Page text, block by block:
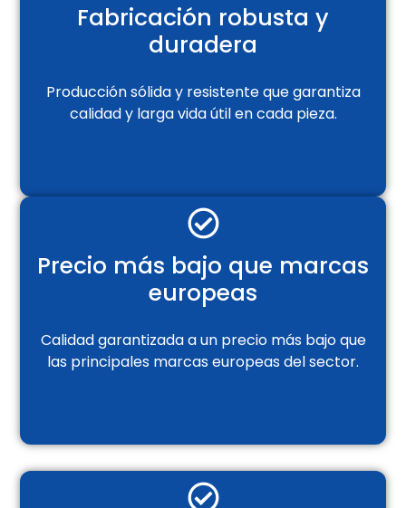
Fabricación robusta y
duradera
Producción sólida y resistente que garantiza
calidad y larga vida útil en cada pieza.
Precio más bajo que marcas
europeas
Calidad garantizada a un precio más bajo que
las principales marcas europeas del sector.